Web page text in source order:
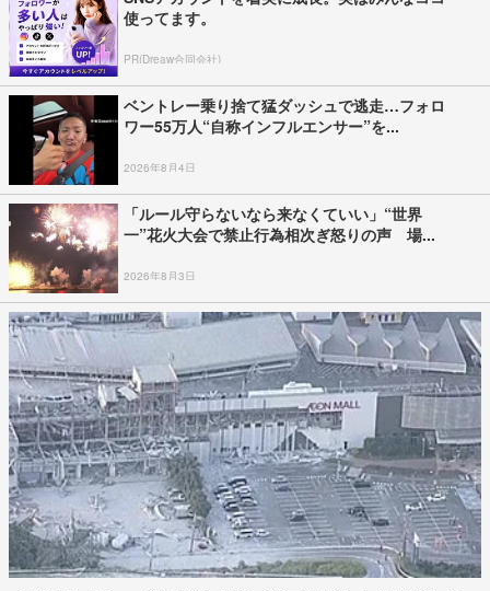
使ってます。
PR(Dreaw合同会社)
ベントレー乗り捨て猛ダッシュで逃走…フォロ
ワー55万人“自称インフルエンサー”を...
2026年8月4日
「ルール守らないなら来なくていい」“世界
一”花火大会で禁止行為相次ぎ怒りの声 場...
2026年8月3日